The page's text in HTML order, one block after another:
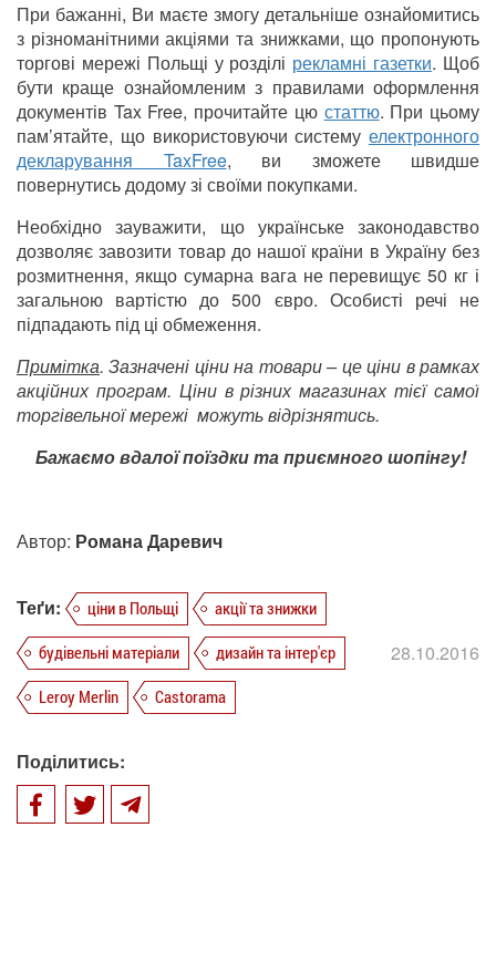
При бажанні, Ви маєте змогу детальніше ознайомитись
з різноманітними акціями та знижками, що пропонують
торгові мережі Польщі у розділі рекламні газетки. Щоб
бути краще ознайомленим з правилами оформлення
документів Tax Free, прочитайте цю статтю. При цьому
пам’ятайте, що використовуючи систему електронного
декларування TaxFree, ви зможете швидше
повернутись додому зі своїми покупками.
Необхідно зауважити, що українське законодавство
дозволяє завозити товар до нашої країни в Україну без
розмитнення, якщо сумарна вага не перевищує 50 кг і
загальною вартістю до 500 євро. Особисті речі не
підпадають під ці обмеження.
Примітка. Зазначені ціни на товари – це ціни в рамках
акційних програм. Ціни в різних магазинах тієї самої
торгівельної мережі можуть відрізнятись.
Бажаємо вдалої поїздки та приємного шопінгу!
Автор: Романа Даревич
Теґи: ціни в Польщі
акції та знижки
будівельні матеріали
дизайн та інтер'єр
Leroy Merlin
Castorama
28.10.2016
Поділитись: